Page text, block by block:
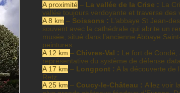
A proximité – La vallée de la Crise : La
vallée toujours verdoyante et traverse des
A 8 km – Soissons : L’abbaye St Jean-
souvent avec la cathédrale qui abrite un
musée, situé dans l’ancienne Abbaye
peintures.
A 12 km – Chivres-Val : Le fort de
représentative du système de défense
A 17 km – Longpont : A la découverte de
Retz.
A 25 km – Coucy-le-Château : Allez voir